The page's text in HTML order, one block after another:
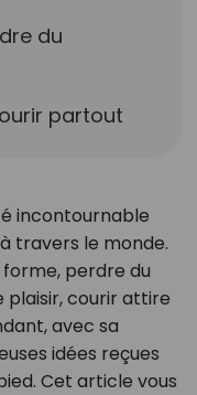
du
partout
incontournable
travers le monde.
perdre du
plaisir, courir attire
avec sa
idées reçues
Cet article vous